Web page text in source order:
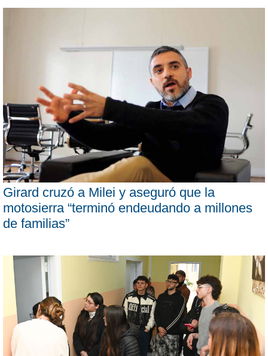
Girard cruzó a Milei y aseguró que la
motosierra “terminó endeudando a millones
de familias”